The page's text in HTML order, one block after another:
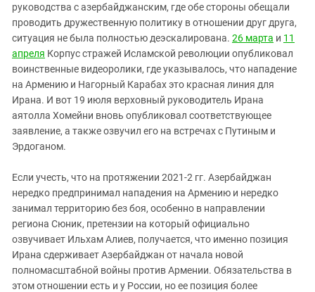
руководства с азербайджанским, где обе стороны обещали
проводить дружественную политику в отношении друг друга,
ситуация не была полностью деэскалирована. 26 марта и 11
апреля Корпус стражей Исламской революции опубликовал
воинственные видеоролики, где указывалось, что нападение
на Армению и Нагорный Карабах это красная линия для
Ирана. И вот 19 июля верховный руководитель Ирана
аятолла Хомейни вновь опубликовал соответствующее
заявление, а также озвучил его на встречах с Путиным и
Эрдоганом.
Если учесть, что на протяжении 2021-2 гг. Азербайджан
нередко предпринимал нападения на Армению и нередко
занимал территорию без боя, особенно в направлении
региона Сюник, претензии на который официально
озвучивает Ильхам Алиев, получается, что именно позиция
Ирана сдерживает Азербайджан от начала новой
полномасштабной войны против Армении. Обязательства в
этом отношении есть и у России, но ее позиция более